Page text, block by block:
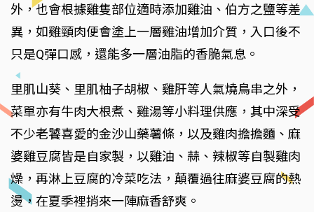
外，也會根據雞隻部位適時添加雞油、伯方之鹽等差
異，如雞頸肉便會塗上一層雞油增加介質，入口後不
只是Q彈口感，還能多一層油脂的香脆氣息。
里肌山葵、里肌柚子胡椒、雞肝等人氣燒鳥串之外，
菜單亦有牛肉大根煮、雞湯等小料理供應，其中深受
不少老饕喜愛的金沙山藥薯條，以及雞肉擔擔麵、麻
婆雞豆腐皆是自家製，以雞油、蒜、辣椒等自製雞肉
燥，再淋上豆腐的冷菜吃法，顛覆過往麻婆豆腐的熱
燙，在夏季裡捎來一陣麻香舒爽。